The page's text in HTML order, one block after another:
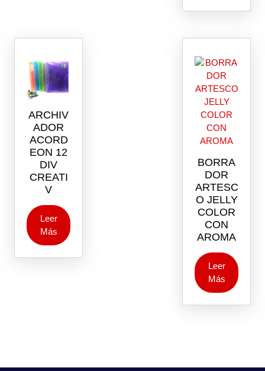
ARCHIV
ADOR
ACORD
EON 12
DIV
CREATI
V
Leer
Más
BORRA
DOR
ARTESC
O JELLY
COLOR
CON
AROMA
Leer
Más